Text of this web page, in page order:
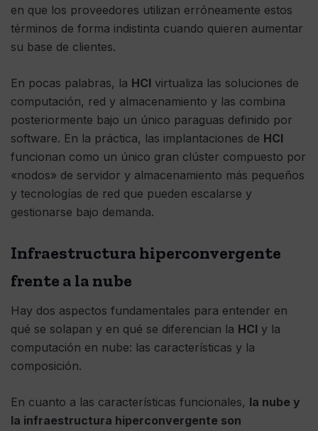
en que los proveedores utilizan erróneamente estos
términos de forma indistinta cuando quieren aumentar
su base de clientes.
En pocas palabras, la HCI virtualiza las soluciones de
computación, red y almacenamiento y las combina
posteriormente bajo un único paraguas definido por
software. En la práctica, las implantaciones de HCI
funcionan como un único gran clúster compuesto por
«nodos» de servidor y almacenamiento más pequeños
y tecnologías de red que pueden escalarse y
gestionarse bajo demanda.
Infraestructura hiperconvergente
frente a la nube
Hay dos aspectos fundamentales para entender en
qué se solapan y en qué se diferencian la HCI y la
computación en nube: las características y la
composición.
En cuanto a las características funcionales, la nube y
la infraestructura hiperconvergente son